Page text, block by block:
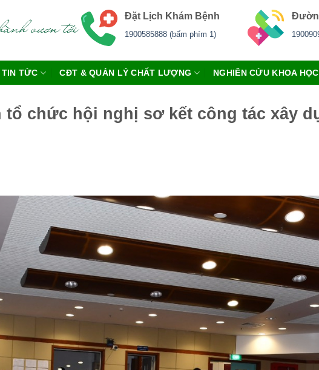
Đặt Lịch Khám Bệnh
1900585888 (bấm phím 1)
TIN TỨC CĐT & QUẢN LÝ CHẤT LƯỢNG NGHIÊN CỨU KHOA HỌC
chức hội nghị sơ kết công tác xây